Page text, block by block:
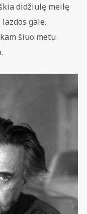
didžiulę meilę
gale.
šiuo metu